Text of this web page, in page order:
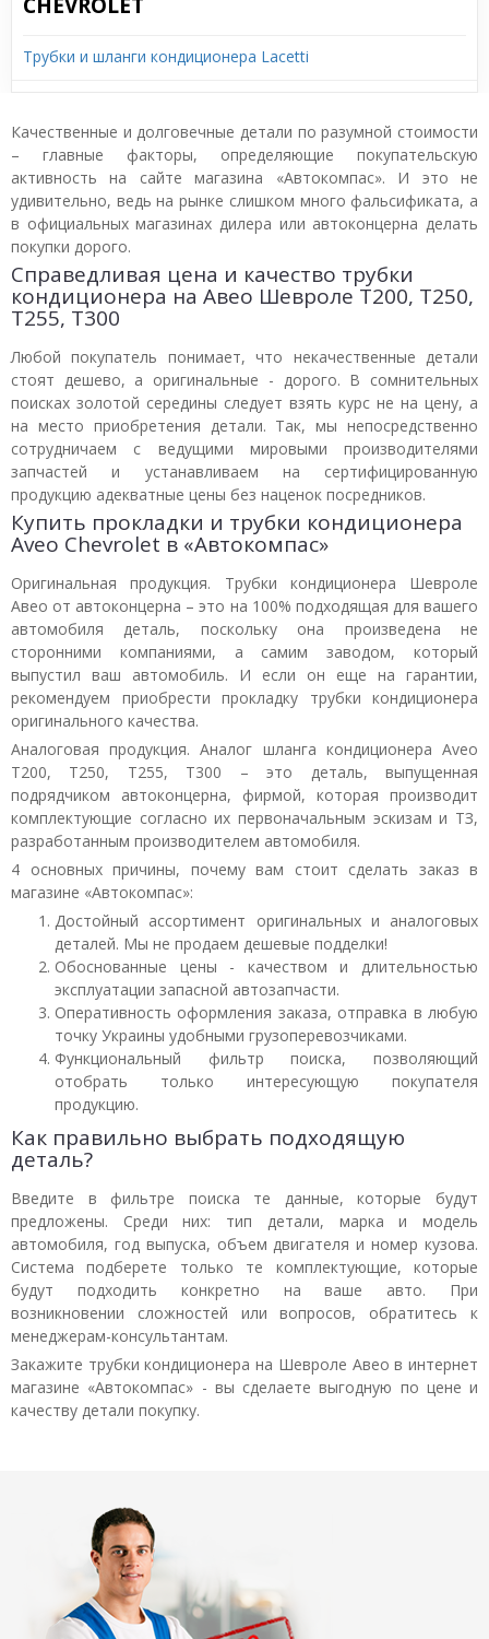
Трубки и шланги кондиционера Lacetti
Качественные и долговечные детали по разумной стоимости
– главные факторы, определяющие покупательскую
активность на сайте магазина «Автокомпас». И это не
удивительно, ведь на рынке слишком много фальсификата, а
в официальных магазинах дилера или автоконцерна делать
покупки дорого.
Справедливая цена и качество трубки
кондиционера на Авео Шевроле T200, T250,
T255, T300
Любой покупатель понимает, что некачественные детали
стоят дешево, а оригинальные - дорого. В сомнительных
поисках золотой середины следует взять курс не на цену, а
на место приобретения детали. Так, мы непосредственно
сотрудничаем с ведущими мировыми производителями
запчастей и устанавливаем на сертифицированную
продукцию адекватные цены без наценок посредников.
Купить прокладки и трубки кондиционера
Aveo Chevrolet в «Автокомпас»
Оригинальная продукция. Трубки кондиционера Шевроле
Авео от автоконцерна – это на 100% подходящая для вашего
автомобиля деталь, поскольку она произведена не
сторонними компаниями, а самим заводом, который
выпустил ваш автомобиль. И если он еще на гарантии,
рекомендуем приобрести прокладку трубки кондиционера
оригинального качества.
Аналоговая продукция. Аналог шланга кондиционера Aveo
T200, T250, T255, T300 – это деталь, выпущенная
подрядчиком автоконцерна, фирмой, которая производит
комплектующие согласно их первоначальным эскизам и ТЗ,
разработанным производителем автомобиля.
4 основных причины, почему вам стоит сделать заказ в
магазине «Автокомпас»:
Достойный ассортимент оригинальных и аналоговых
деталей. Мы не продаем дешевые подделки!
Обоснованные цены - качеством и длительностью
эксплуатации запасной автозапчасти.
Оперативность оформления заказа, отправка в любую
точку Украины удобными грузоперевозчиками.
Функциональный фильтр поиска, позволяющий
отобрать только интересующую покупателя
продукцию.
Как правильно выбрать подходящую
деталь?
Введите в фильтре поиска те данные, которые будут
предложены. Среди них: тип детали, марка и модель
автомобиля, год выпуска, объем двигателя и номер кузова.
Система подберете только те комплектующие, которые
будут подходить конкретно на ваше авто. При
возникновении сложностей или вопросов, обратитесь к
менеджерам-консультантам.
Закажите трубки кондиционера на Шевроле Авео в интернет
магазине «Автокомпас» - вы сделаете выгодную по цене и
качеству детали покупку.